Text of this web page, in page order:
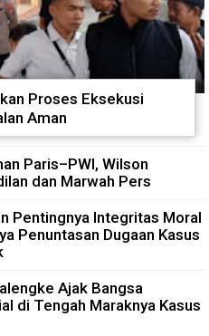
Proses Eksekusi
Aman
Paris–PWI, Wilson
dan Marwah Pers
Pentingnya Integritas Moral
Penuntasan Dugaan Kasus
Ajak Bangsa
di Tengah Maraknya Kasus